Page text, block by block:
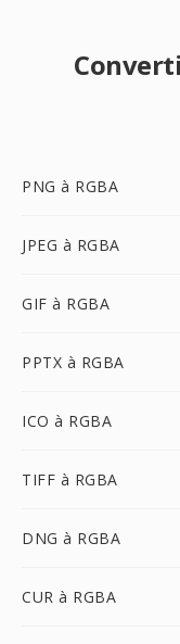
PNG à RGBA
JPEG à RGBA
GIF à RGBA
PPTX à RGBA
ICO à RGBA
TIFF à RGBA
DNG à RGBA
CUR à RGBA